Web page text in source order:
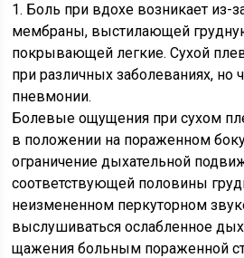
1. Боль при вдохе возникает из-
мембраны, выстилающей
покрывающей легкие. Сухой
при различных заболеваниях, но
пневмонии.
Болевые ощущения при сухом
в положении на пораженном
ограничение дыхательной
соответствующей половины
неизмененном перкуторном
выслушиваться ослабленное
щажения больным пораженной